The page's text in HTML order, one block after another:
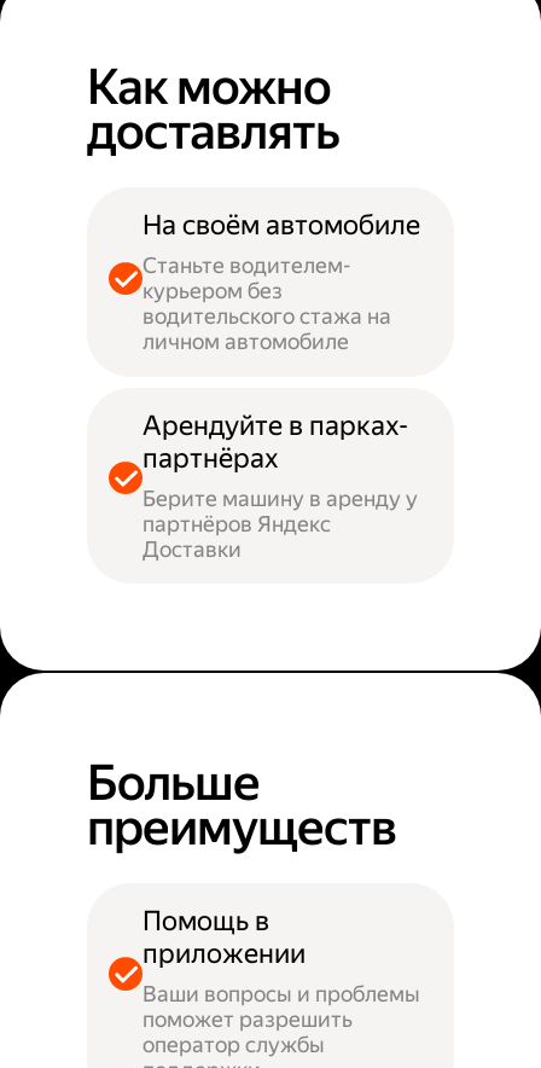
Как можно
доставлять
На своём автомобиле
Станьте водителем-
курьером без
водительского стажа на
личном автомобиле
Арендуйте в парках-
партнёрах
Берите машину в аренду у
партнёров Яндекс
Доставки
Больше
преимуществ
Помощь в
приложении
Ваши вопросы и проблемы
поможет разрешить
оператор службы